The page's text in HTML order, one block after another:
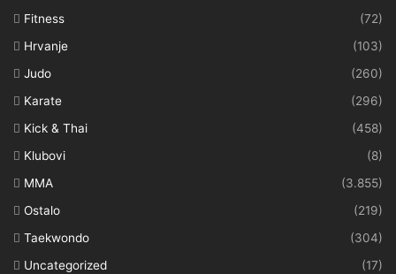
Fitness
(72)
Hrvanje
(103)
Judo
(260)
Karate
(296)
Kick & Thai
(458)
Klubovi
(8)
MMA
(3.855)
Ostalo
(219)
Taekwondo
(304)
Uncategorized
(17)